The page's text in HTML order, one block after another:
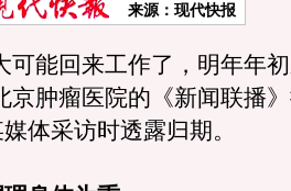
来源： 现代快报
能回来工作了，明年年
京肿瘤医院的《新闻联播
体采访时透露归期。